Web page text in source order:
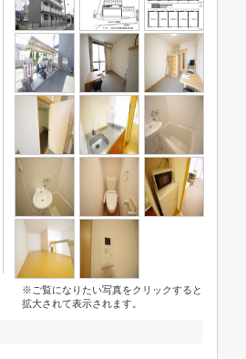
※ご覧になりたい写真をクリックすると
拡大されて表示されます。